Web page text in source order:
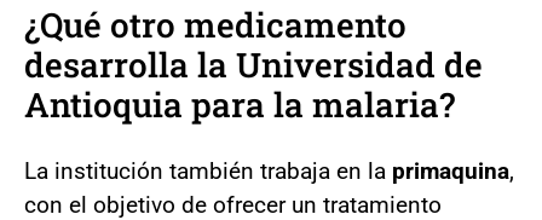
¿Qué otro medicamento
desarrolla la Universidad de
Antioquia para la malaria?
La institución también trabaja en la primaquina,
con el objetivo de ofrecer un tratamiento